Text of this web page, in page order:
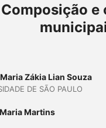
Composição e
Zákia Lian Souza
DE SÃO PAULO
Martins